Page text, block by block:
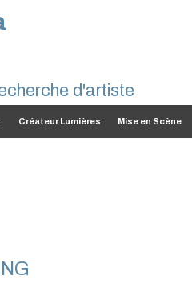
Créateur Lumières Mise en Scène